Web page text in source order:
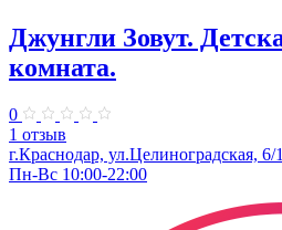
Джунгли Зовут.
комната.
0
1 отзыв
г.Краснодар, ул.​Целиноградская, 6/1
Пн-Вс 10:00-22:00